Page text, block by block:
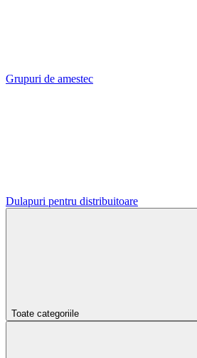
Grupuri de amestec
Dulapuri pentru distribuitoare
Toate categoriile